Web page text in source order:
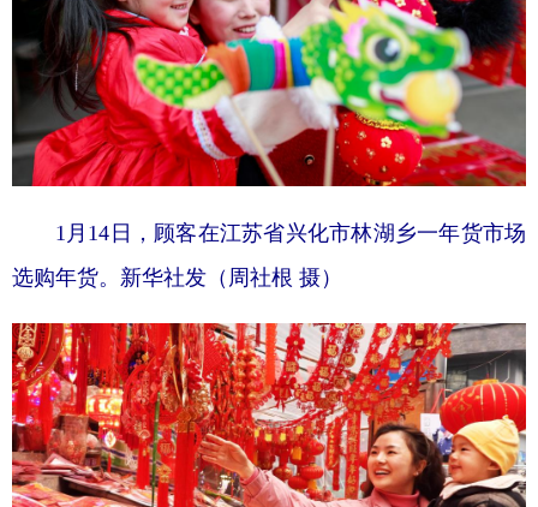
1月14日，顾客在江苏省兴化市林湖乡一年货市场
选购年货。新华社发（周社根 摄）